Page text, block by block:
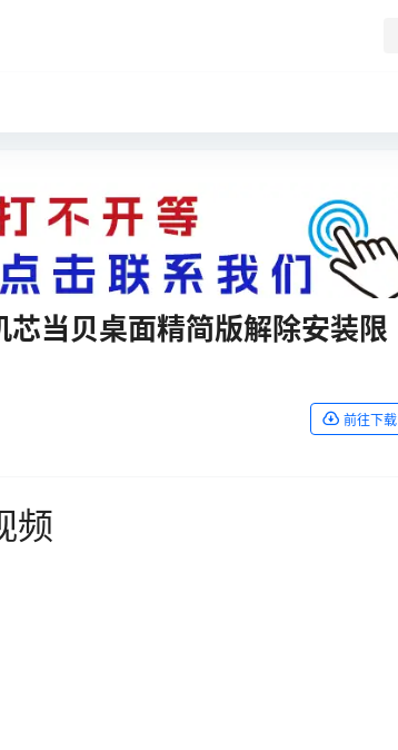
当贝桌面精简版解除安装限
前往下载
频